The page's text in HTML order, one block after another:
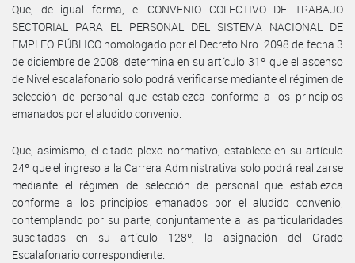
Que, de igual forma, el CONVENIO COLECTIVO DE TRABAJO
SECTORIAL PARA EL PERSONAL DEL SISTEMA NACIONAL DE
EMPLEO PÚBLICO homologado por el Decreto Nro. 2098 de fecha 3
de diciembre de 2008, determina en su artículo 31º que el ascenso
de Nivel escalafonario solo podrá verificarse mediante el régimen de
selección de personal que establezca conforme a los principios
emanados por el aludido convenio.
Que, asimismo, el citado plexo normativo, establece en su artículo
24º que el ingreso a la Carrera Administrativa solo podrá realizarse
mediante el régimen de selección de personal que establezca
conforme a los principios emanados por el aludido convenio,
contemplando por su parte, conjuntamente a las particularidades
suscitadas en su artículo 128º, la asignación del Grado
Escalafonario correspondiente.